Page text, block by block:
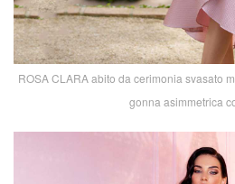
ROSA CLARA abito da cerimonia svasato
gonna asimmetrica